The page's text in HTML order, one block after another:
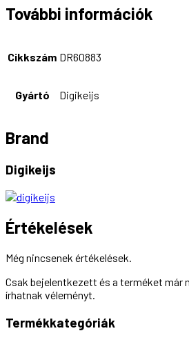
További információk
Cikkszám DR60883
Gyártó Digikeijs
Brand
Digikeijs
Értékelések
Még nincsenek értékelések.
Csak bejelentkezett és a terméket már
írhatnak véleményt.
Termékkategóriák